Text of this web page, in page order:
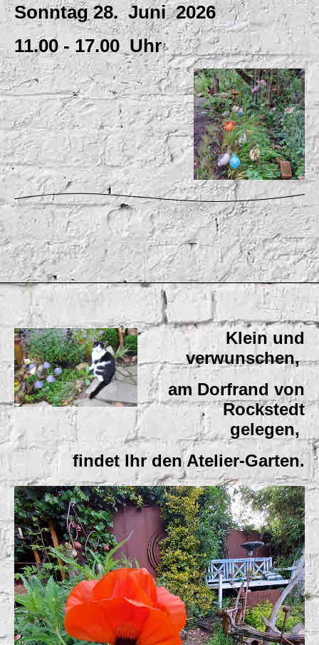
Sonntag 28. Juni 2026
11.00 - 17.00 Uhr
Klein und
verwunschen,
am Dorfrand von
Rockstedt
gelegen,
findet Ihr den Atelier-Garten.